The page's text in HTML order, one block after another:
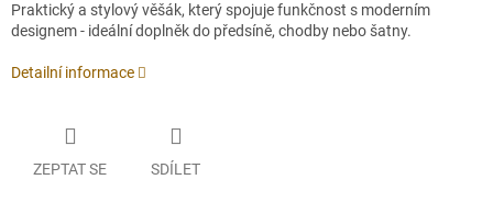
Praktický a stylový věšák, který spojuje funkčnost s moderním
designem - ideální doplněk do předsíně, chodby nebo šatny.
Detailní informace
ZEPTAT SE SDÍLET